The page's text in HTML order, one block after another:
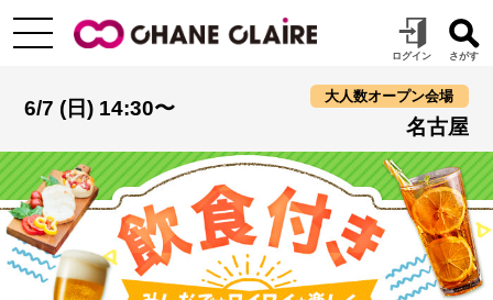
6/7 (日) 14:30〜
大人数オープン会場
名古屋